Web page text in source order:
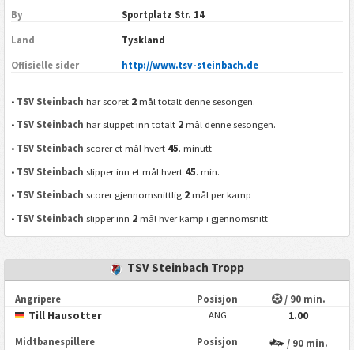
By Sportplatz Str. 14
Land Tyskland
Offisielle sider http://www.tsv-steinbach.de
• TSV Steinbach har scoret 2 mål totalt denne sesongen.
• TSV Steinbach har sluppet inn totalt 2 mål denne sesongen.
• TSV Steinbach scorer et mål hvert 45. minutt
• TSV Steinbach slipper inn et mål hvert 45. min.
• TSV Steinbach scorer gjennomsnittlig 2 mål per kamp
• TSV Steinbach slipper inn 2 mål hver kamp i gjennomsnitt
TSV Steinbach Tropp
Angripere Posisjon / 90 min.
Till Hausotter ANG 1.00
Midtbanespillere Posisjon / 90 min.